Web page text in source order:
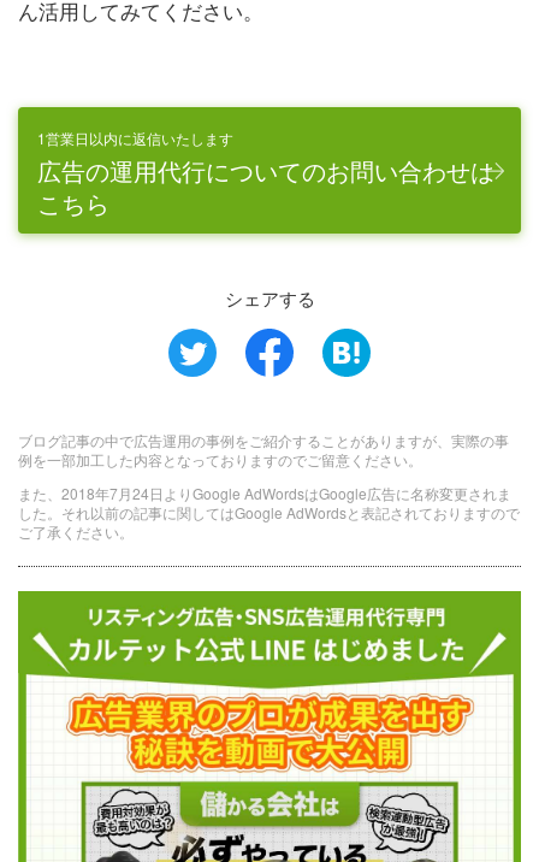
ん活用してみてください。
1営業日以内に返信いたします
広告の運用代行についてのお問い合わせは
こちら
シェアする
ブログ記事の中で広告運用の事例をご紹介することがありますが、実際の事
例を一部加工した内容となっておりますのでご留意ください。
また、2018年7月24日よりGoogle AdWordsはGoogle広告に名称変更されま
した。それ以前の記事に関してはGoogle AdWordsと表記されておりますので
ご了承ください。